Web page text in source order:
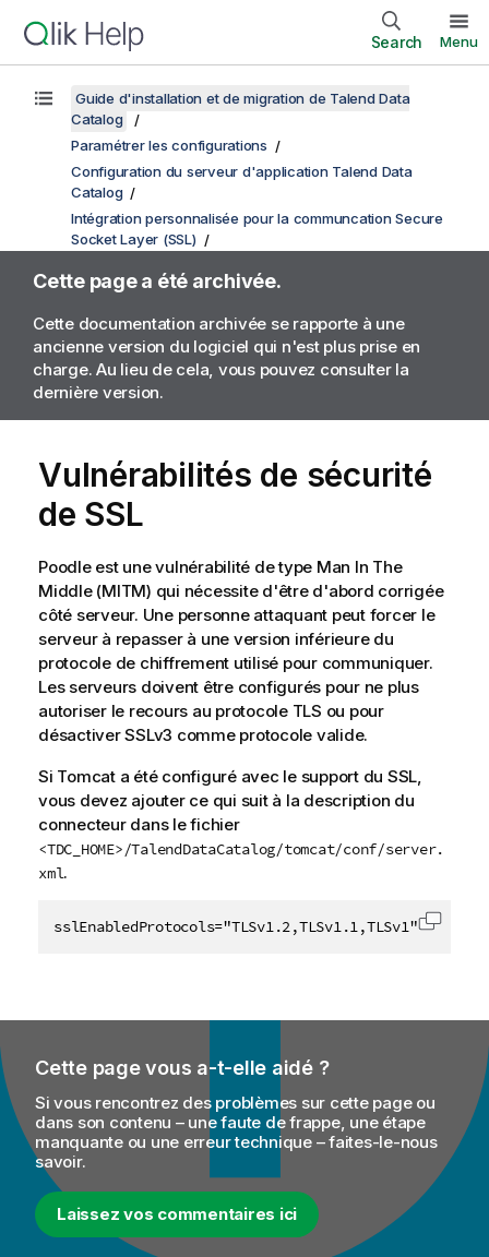
Search Menu
Guide d'installation et de migration de Talend Data
Catalog
Paramétrer les configurations
Configuration du serveur d'application Talend Data
Catalog
Intégration personnalisée pour la communcation Secure
Socket Layer (SSL)
Cette page a été archivée.
Cette documentation archivée se rapporte à une
ancienne version du logiciel qui n'est plus prise en
charge. Au lieu de cela, vous pouvez consulter la
dernière version.
Vulnérabilités de sécurité
de SSL
Poodle est une vulnérabilité de type Man In The
Middle (MITM) qui nécessite d'être d'abord corrigée
côté serveur. Une personne attaquant peut forcer le
serveur à repasser à une version inférieure du
protocole de chiffrement utilisé pour communiquer.
Les serveurs doivent être configurés pour ne plus
autoriser le recours au protocole TLS ou pour
désactiver SSLv3 comme protocole valide.
Si Tomcat a été configuré avec le support du SSL,
vous devez ajouter ce qui suit à la description du
connecteur dans le fichier
<TDC_HOME>/TalendDataCatalog/tomcat/conf/server.
xml.
sslEnabledProtocols="TLSv1.2,TLSv1.1,TLSv1" Copier
Cette page vous a-t-elle aidé ?
Si vous rencontrez des problèmes sur cette page ou
dans son contenu – une faute de frappe, une étape
manquante ou une erreur technique – faites-le-nous
savoir.
Laissez vos commentaires ici